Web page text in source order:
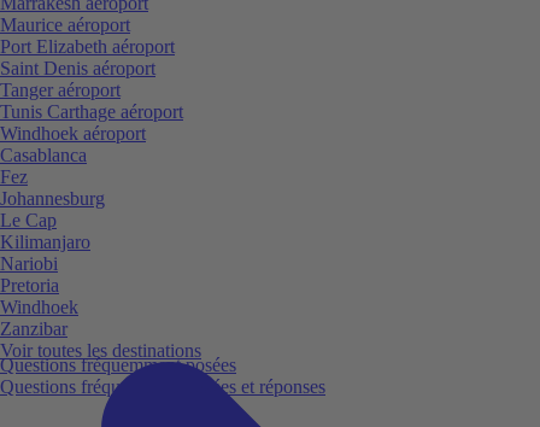
Questions fréquemment posées
Questions fréquemment posées et réponses
Maurice aéroport
Port Elizabeth aéroport
Saint Denis aéroport
Tanger aéroport
Tunis Carthage aéroport
Windhoek aéroport
Casablanca
Fez
Johannesburg
Le Cap
Kilimanjaro
Nariobi
Pretoria
Windhoek
Zanzibar
Voir toutes les destinations